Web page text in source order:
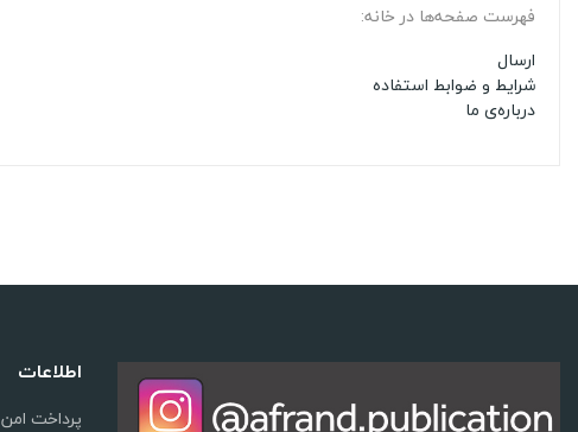
فهرست صفحه‌ها در خانه:
ارسال
شرایط و ضوابط استفاده
درباره‌ی ما
اطلاعات
پرداخت امن